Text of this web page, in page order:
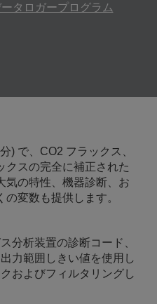
タロガープログラム
) で、CO2 フラックス、
クスの完全に補正された
気の特性、機器診断、お
変数も提供します。
分析装置の診断コード、
力範囲しきい値を使用し
およびフィルタリングし